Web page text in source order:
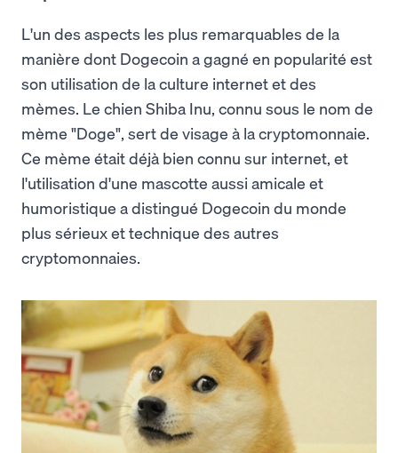
L'un des aspects les plus remarquables de la
manière dont Dogecoin a gagné en popularité est
son utilisation de la culture internet et des
mèmes. Le chien Shiba Inu, connu sous le nom de
mème "Doge", sert de visage à la cryptomonnaie.
Ce mème était déjà bien connu sur internet, et
l'utilisation d'une mascotte aussi amicale et
humoristique a distingué Dogecoin du monde
plus sérieux et technique des autres
cryptomonnaies.